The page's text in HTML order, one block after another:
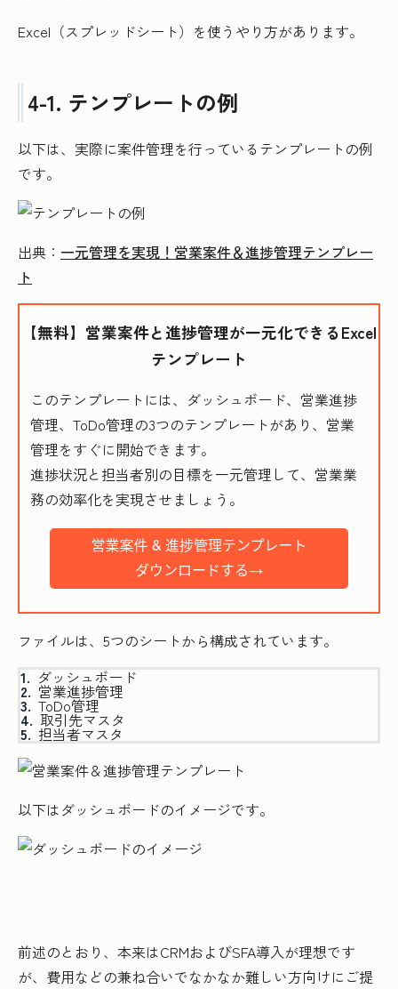
Excel（スプレッドシート）を使うやり方があります。
4-1. テンプレートの例
以下は、実際に案件管理を行っているテンプレートの例
です。
出典： 一元管理を実現！営業案件＆進捗管理テンプレー
ト
【無料】営業案件と進捗管理が一元化できるExcel
テンプレート
このテンプレートには、ダッシュボード、営業進捗
管理、ToDo管理の3つのテンプレートがあり、営業
管理をすぐに開始できます。
進捗状況と担当者別の目標を一元管理して、営業業
務の効率化を実現させましょう。
ファイルは、5つのシートから構成されています。
ダッシュボード
営業進捗管理
ToDo管理
取引先マスタ
担当者マスタ
以下はダッシュボードのイメージです。
前述のとおり、本来はCRMおよびSFA導入が理想です
が、費用などの兼ね合いでなかなか難しい方向けにご提